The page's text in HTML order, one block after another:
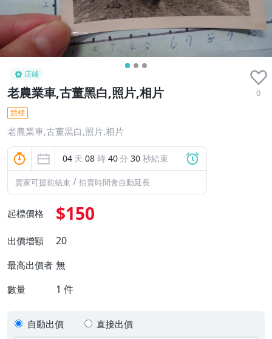
店鋪
老農業車,古董黑白,照片,相片 0
競標
老農業車,古董黑白,照片,相片
04 天 08 時 40分 29 秒結束
賣家可提前結束 / 拍賣時間會自動延長
起標價格 $150
出價增額 20
最高出價者 無
數量 1 件
自動出價 直接出價